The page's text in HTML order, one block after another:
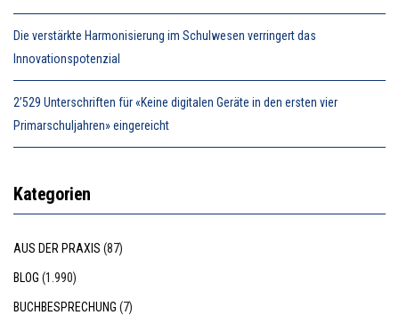
Die verstärkte Harmonisierung im Schulwesen verringert das
Innovationspotenzial
2’529 Unterschriften für «Keine digitalen Geräte in den ersten vier
Primarschuljahren» eingereicht
Kategorien
AUS DER PRAXIS (87)
BLOG (1.990)
BUCHBESPRECHUNG (7)